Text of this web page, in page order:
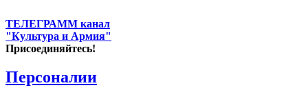
ТЕЛЕГРАММ канал
"Культура и Армия"
Присоединяйтесь!
Персоналии